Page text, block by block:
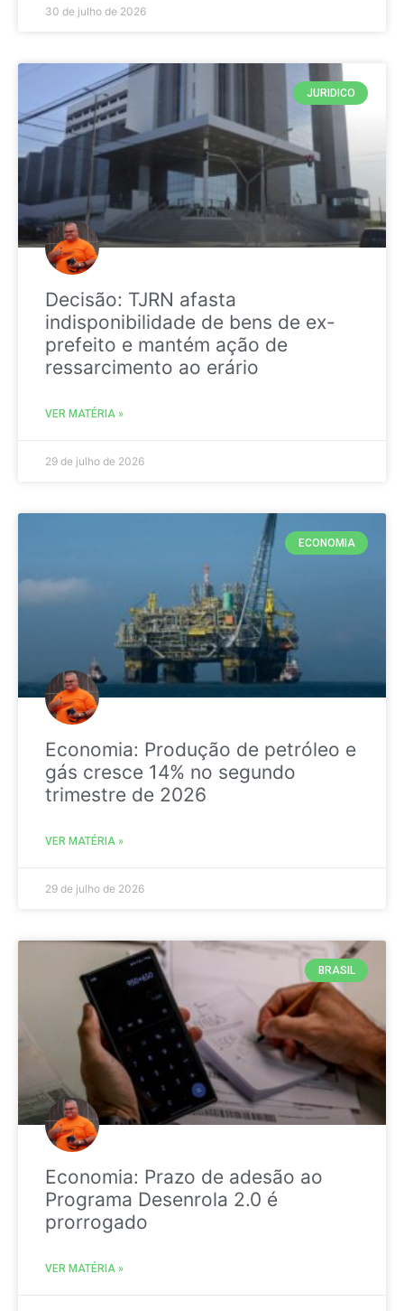
30 de julho de 2026
JURIDICO
Decisão: TJRN afasta
indisponibilidade de bens de ex-
prefeito e mantém ação de
ressarcimento ao erário
VER MATÉRIA »
29 de julho de 2026
ECONOMIA
Economia: Produção de petróleo e
gás cresce 14% no segundo
trimestre de 2026
VER MATÉRIA »
29 de julho de 2026
BRASIL
Economia: Prazo de adesão ao
Programa Desenrola 2.0 é
prorrogado
VER MATÉRIA »